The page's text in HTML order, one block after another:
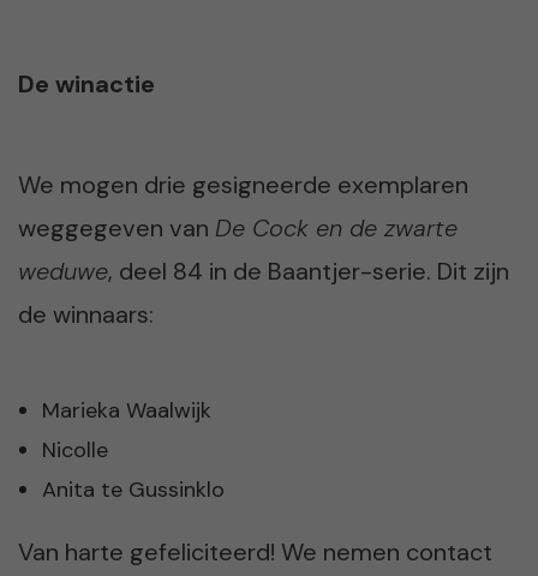
De winactie
We mogen drie gesigneerde exemplaren
weggegeven van De Cock en de zwarte
weduwe, deel 84 in de Baantjer-serie. Dit zijn
de winnaars:
Marieka Waalwijk
Nicolle
Anita te Gussinklo
Van harte gefeliciteerd! We nemen contact